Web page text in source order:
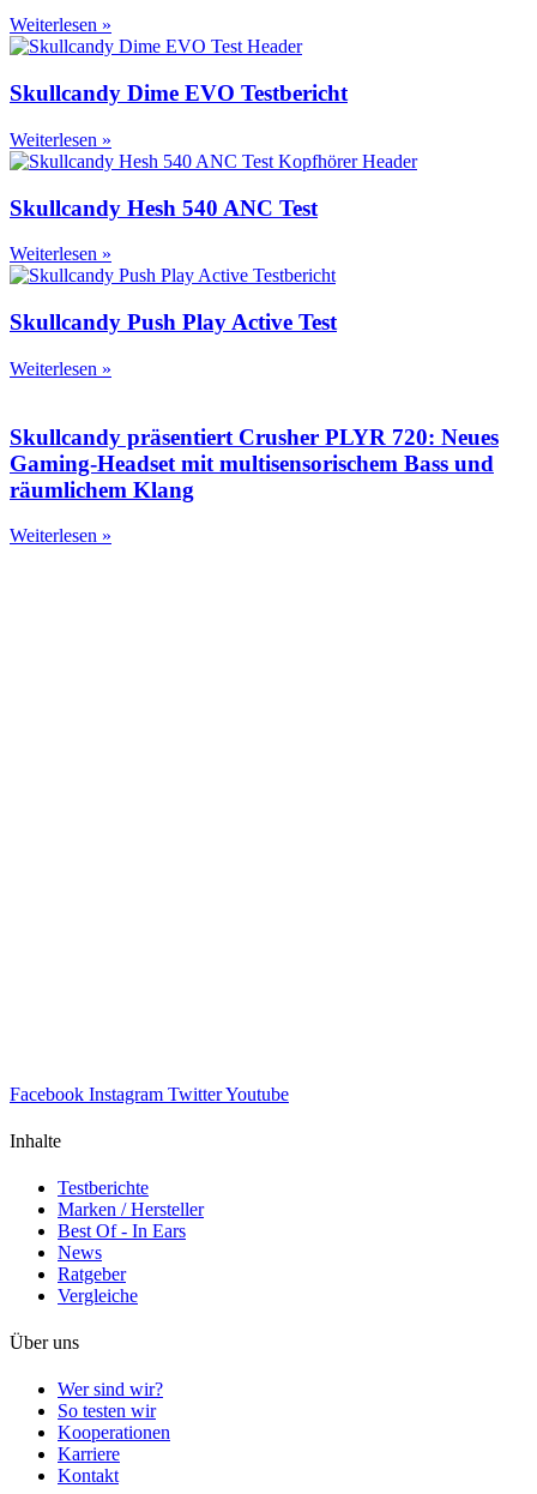
Weiterlesen »
Skullcandy Dime EVO Testbericht
Weiterlesen »
Skullcandy Hesh 540 ANC Test
Weiterlesen »
Skullcandy Push Play Active Test
Weiterlesen »
Skullcandy präsentiert Crusher PLYR 720: Neues
Gaming-Headset mit multisensorischem Bass und
räumlichem Klang
Weiterlesen »
Facebook Instagram TwitterYoutube
Inhalte
Testberichte
Marken / Hersteller
Best Of - In Ears
News
Ratgeber
Vergleiche
Über uns
Wer sind wir?
So testen wir
Kooperationen
Karriere
Kontakt